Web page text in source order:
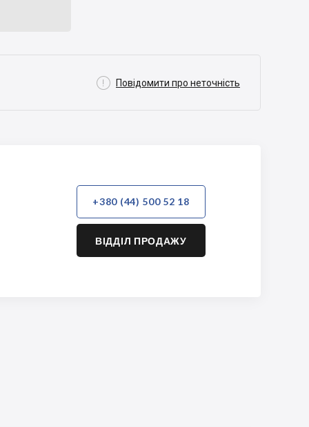
 Повідомити про неточність
+380 (44) 500 52 18
ВІДДІЛ ПРОДАЖУ